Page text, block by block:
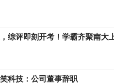
综评即刻开考！学霸齐聚南大
笑科技：公司董事辞职